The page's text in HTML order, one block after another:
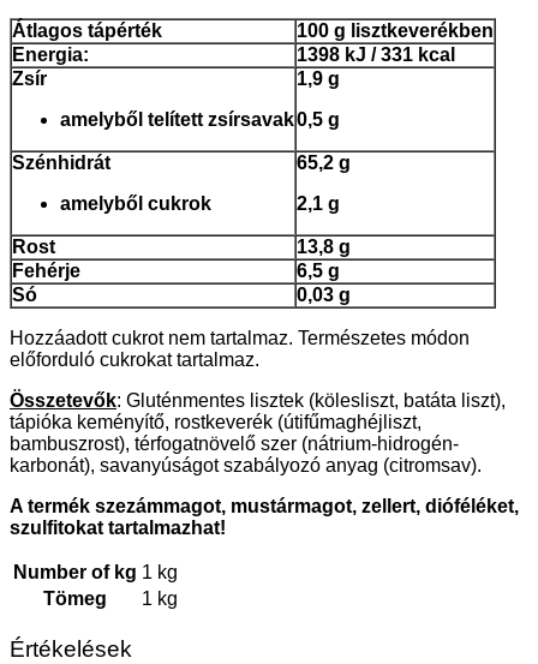
Átlagos tápérték
100 g lisztkeverékben
Energia:
1398 kJ / 331 kcal
Zsír
amelyből telített zsírsavak
1,9 g
0,5 g
Szénhidrát
amelyből cukrok
65,2 g
2,1 g
Rost
13,8 g
Fehérje
6,5 g
Só
0,03 g
Hozzáadott cukrot nem tartalmaz. Természetes módon
előforduló cukrokat tartalmaz.
Összetevők: Gluténmentes lisztek (kölesliszt, batáta liszt),
tápióka keményítő, rostkeverék (útifűmaghéjliszt,
bambuszrost), térfogatnövelő szer (nátrium-hidrogén-
karbonát), savanyúságot szabályozó anyag (citromsav).
A termék szezámmagot, mustármagot, zellert, dióféléket,
szulfitokat tartalmazhat!
Number of kg 1 kg
Tömeg
1 kg
Értékelések